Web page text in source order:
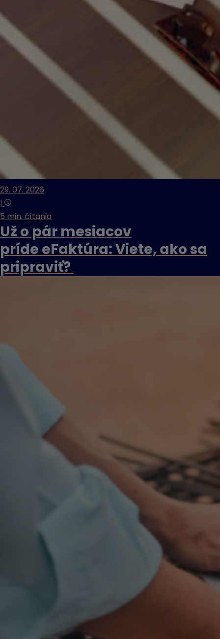
29. 07. 2026
|
5 min. čítania
Už o pár mesiacov
príde eFaktúra: Viete, ako sa
pripraviť?